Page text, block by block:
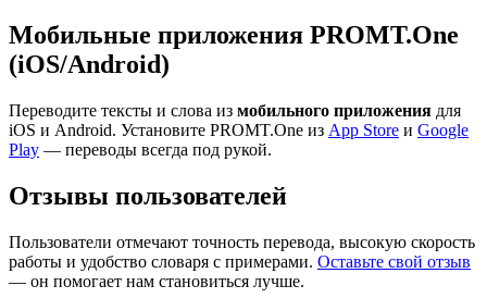
Мобильные приложения PROMT.One
(iOS/Android)
Переводите тексты и слова из мобильного приложения для
iOS и Android. Установите PROMT.One из App Store и Google
Play — переводы всегда под рукой.
Отзывы пользователей
Пользователи отмечают точность перевода, высокую скорость
работы и удобство словаря с примерами. Оставьте свой отзыв
— он помогает нам становиться лучше.